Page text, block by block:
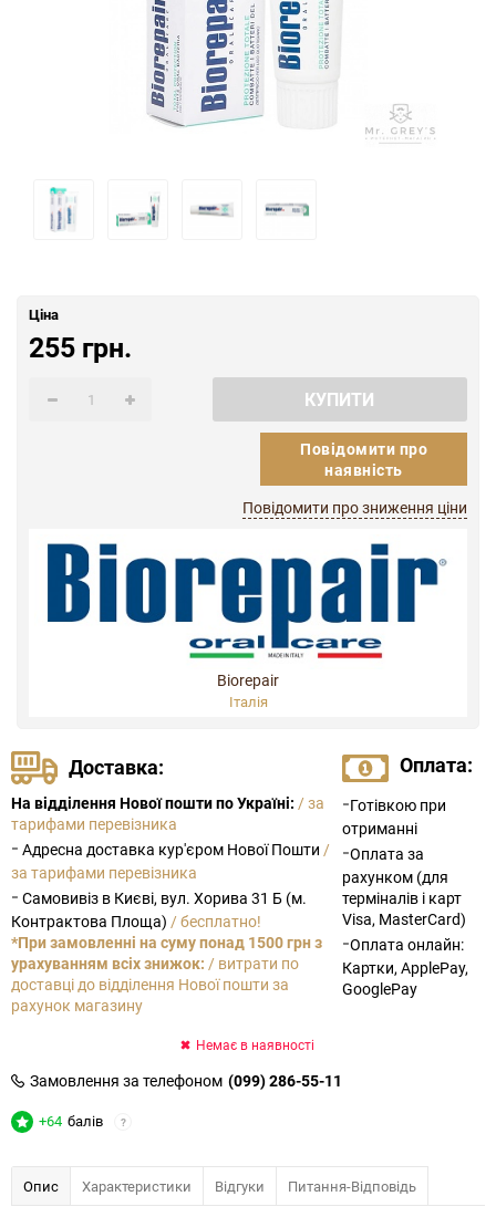
Ціна
255 грн.
КУПИТИ
Повідомити про
наявність
Повідомити про зниження ціни
Biorepair
Італія
Доставка:
На відділення Нової пошти по Україні: / за
тарифами перевізника
- Адресна доставка кур'єром Нової Пошти /
за тарифами перевізника
- Самовивіз в Києві, вул. Хорива 31 Б (м.
Контрактова Площа) / бесплатно!
*При замовленні на суму понад 1500 грн з
урахуванням всіх знижок: / витрати по
доставці до відділення Нової пошти за
рахунок магазину
Оплата:
-Готівкою при
отриманні
-Оплата за
рахунком (для
терміналів і карт
Visa, MasterCard)
-Оплата онлайн:
Картки, ApplePay,
GooglePay
Немає в наявності
Замовлення за телефоном (099) 286-55-11
+64 балів ?
Опис Характеристики Відгуки Питання-Відповідь